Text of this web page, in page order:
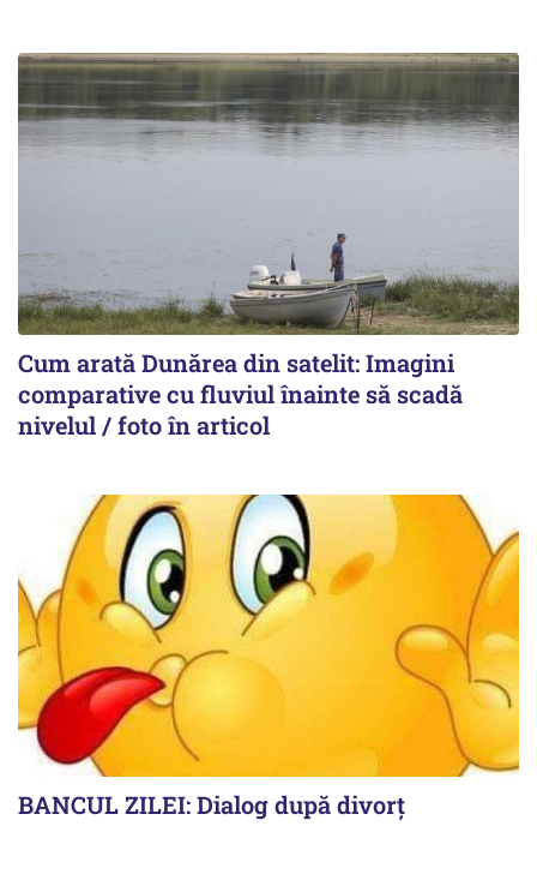
Cum arată Dunărea din satelit: Imagini
comparative cu fluviul înainte să scadă
nivelul / foto în articol
BANCUL ZILEI: Dialog după divorț